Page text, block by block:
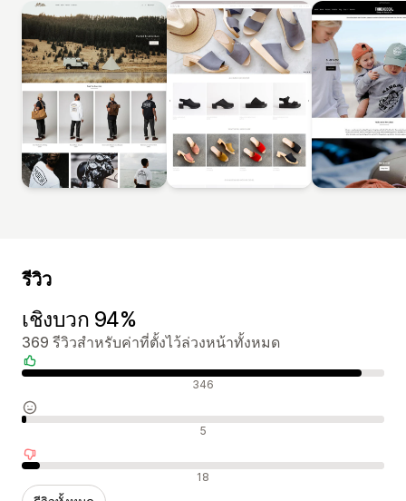
รีวิว
เชิงบวก 94%
369 รีวิวสำหรับค่าที่ตั้งไว้ล่วงหน้าทั้งหมด
รีวิวเชิงบวก 346
รีวิวที่เป็นกลาง 5
รีวิวเชิงลบ 18